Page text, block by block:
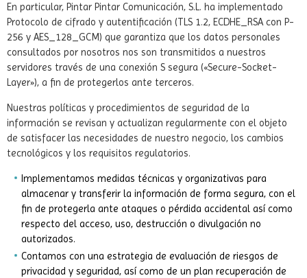
En particular, Pintar Pintar Comunicación, S.L. ha implementado
Protocolo de cifrado y autentificación (TLS 1.2, ECDHE_RSA con P-
256 y AES_128_GCM) que garantiza que los datos personales
consultados por nosotros nos son transmitidos a nuestros
servidores través de una conexión S segura («Secure-Socket-
Layer»), a fin de protegerlos ante terceros.
Nuestras políticas y procedimientos de seguridad de la
información se revisan y actualizan regularmente con el objeto
de satisfacer las necesidades de nuestro negocio, los cambios
tecnológicos y los requisitos regulatorios.
Implementamos medidas técnicas y organizativas para
almacenar y transferir la información de forma segura, con el
fin de protegerla ante ataques o pérdida accidental así como
respecto del acceso, uso, destrucción o divulgación no
autorizados.
Contamos con una estrategia de evaluación de riesgos de
privacidad y seguridad, así como de un plan recuperación de